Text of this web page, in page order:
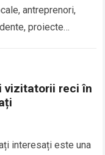
antreprenori,
proiecte
vizitatorii reci în
interesați este una